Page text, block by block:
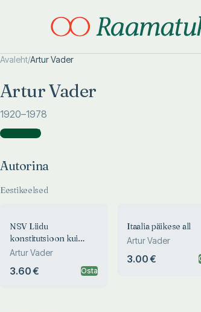
Avaleht/Artur Vader
Artur Vader
1920–1978
Autorina )
Autorina
Eestikeelsed
NSV Liidu
konstitutsioon kui
sotsialistliku
manifest
Artur Vader
3.60 € Osta
Itaalia päikese all
Artur Vader
3.00 €